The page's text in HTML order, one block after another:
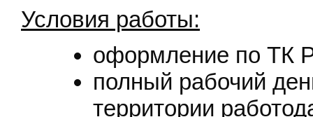
Условия работы:
оформление по ТК
полный рабочий
территории